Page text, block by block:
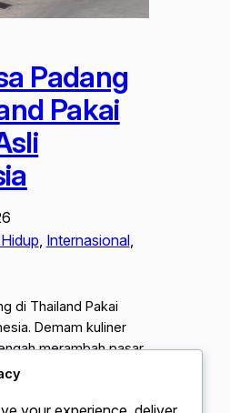
Padang
Pakai
, Internasional
di Thailand Pakai
Demam kuliner
merambah pasar
cara yang sangat